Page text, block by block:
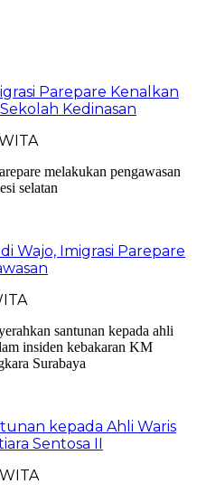
Parepare Kenalkan
Kedinasan
Wajo, Imigrasi Parepare
kepada Ahli Waris
Sentosa II